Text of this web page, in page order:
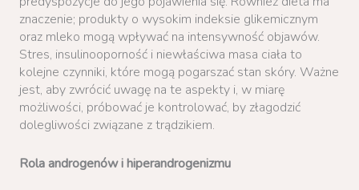
znaczenie; produkty o wysokim indeksie glikemicznym
oraz mleko mogą wpływać na intensywność objawów.
Stres, insulinooporność i niewłaściwa masa ciała to
kolejne czynniki, które mogą pogarszać stan skóry. Ważne
jest, aby zwrócić uwagę na te aspekty i, w miarę
możliwości, próbować je kontrolować, by złagodzić
dolegliwości związane z trądzikiem.
Rola androgenów i hiperandrogenizmu